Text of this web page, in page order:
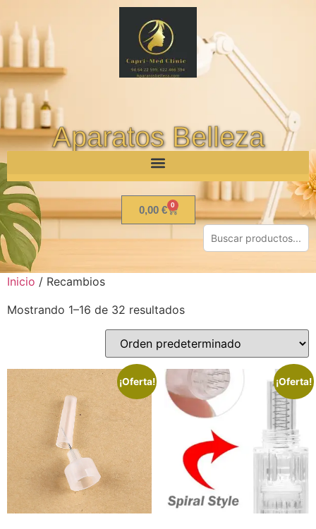
Aparatos Belleza
0,00 € 0
Inicio / Recambios
Mostrando 1–16 de 32 resultados
¡Oferta! ¡Oferta!